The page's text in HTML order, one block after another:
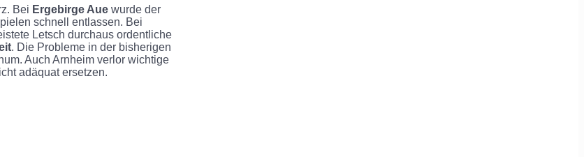
Bei Ergebirge Aue wurde der
schnell entlassen. Bei
Letsch durchaus ordentliche
. Die Probleme in der bisherigen
Auch Arnheim verlor wichtige
adäquat ersetzen.